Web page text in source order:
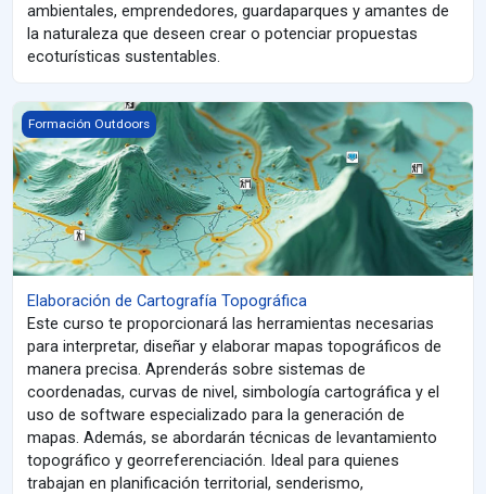
ambientales, emprendedores, guardaparques y amantes de
la naturaleza que deseen crear o potenciar propuestas
ecoturísticas sustentables.
Elaboración de Cartografía Topográfica
Formación Outdoors
Elaboración de Cartografía Topográfica
Este curso te proporcionará las herramientas necesarias
para interpretar, diseñar y elaborar mapas topográficos de
manera precisa. Aprenderás sobre sistemas de
coordenadas, curvas de nivel, simbología cartográfica y el
uso de software especializado para la generación de
mapas. Además, se abordarán técnicas de levantamiento
topográfico y georreferenciación. Ideal para quienes
trabajan en planificación territorial, senderismo,